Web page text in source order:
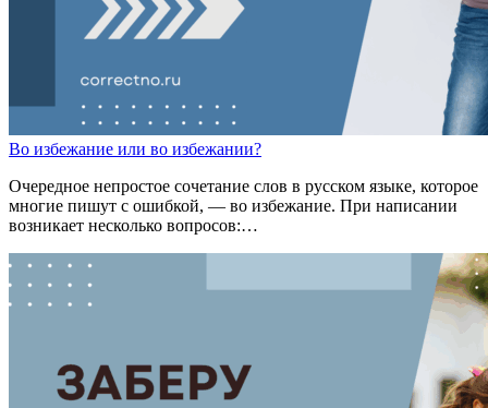
Во избежание или во избежании?
Очередное непростое сочетание слов в русском языке, которое
многие пишут с ошибкой, — во избежание. При написании
возникает несколько вопросов:…